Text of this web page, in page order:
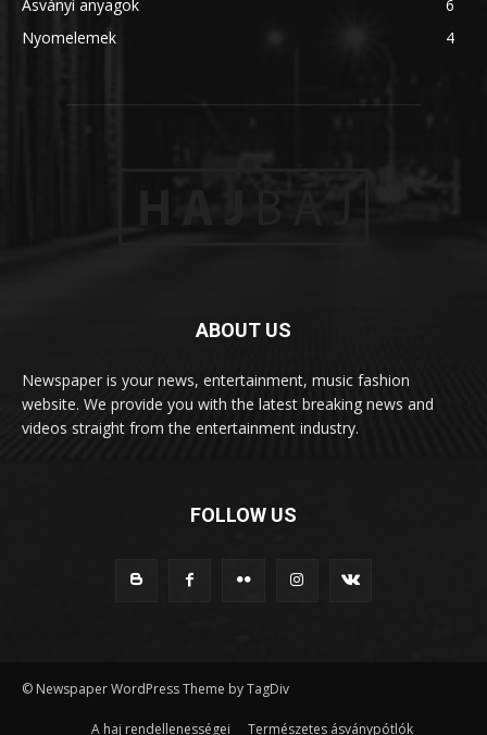
Ásványi anyagok
6
Nyomelemek
4
ABOUT US
Newspaper is your news, entertainment, music fashion
website. We provide you with the latest breaking news and
videos straight from the entertainment industry.
FOLLOW US
© Newspaper WordPress Theme by TagDiv
A haj rendellenességei Természetes ásványpótlók